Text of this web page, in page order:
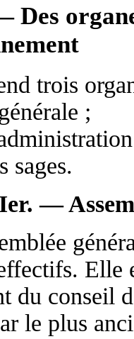
trois
;
sages.
—
Elle
du conseil
le plus